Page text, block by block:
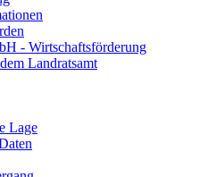
- Wirtschaftsförderung
Landratsamt
Lage